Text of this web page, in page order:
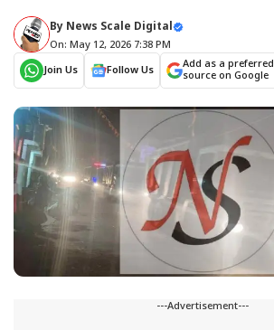
By News Scale Digital
On: May 12, 2026 7:38 PM
Join Us
Follow Us
Add as a preferred
source on Google
---Advertisement---